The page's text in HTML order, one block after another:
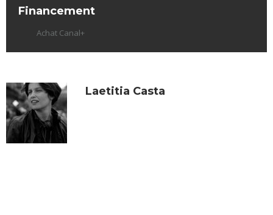
Financement
Achat Canal+
Laetitia Casta